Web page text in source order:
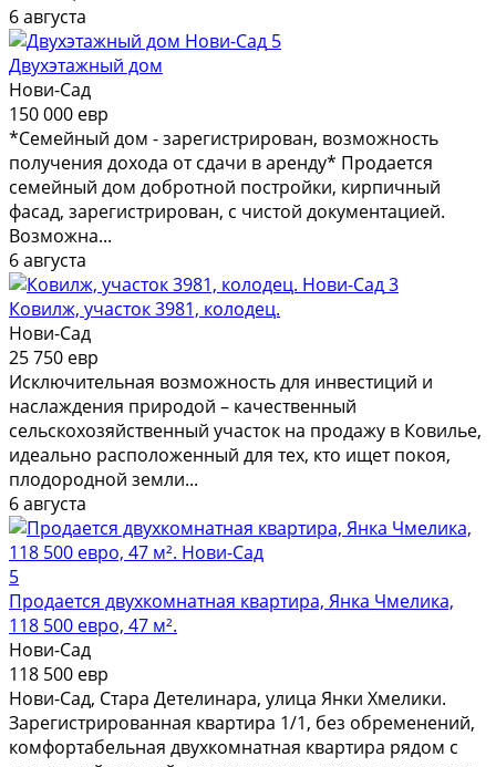
6 августа
5
Двухэтажный дом
Нови-Сад
150 000 евр
*Семейный дом - зарегистрирован, возможность
получения дохода от сдачи в аренду* Продается
семейный дом добротной постройки, кирпичный
фасад, зарегистрирован, с чистой документацией.
Возможна...
6 августа
3
Ковилж, участок 3981, колодец.
Нови-Сад
25 750 евр
Исключительная возможность для инвестиций и
наслаждения природой – качественный
сельскохозяйственный участок на продажу в Ковилье,
идеально расположенный для тех, кто ищет покоя,
плодородной земли...
6 августа
5
Продается двухкомнатная квартира, Янка Чмелика,
118 500 евро, 47 м².
Нови-Сад
118 500 евр
Нови-Сад, Стара Детелинара, улица Янки Хмелики.
Зарегистрированная квартира 1/1, без обременений,
комфортабельная двухкомнатная квартира рядом с